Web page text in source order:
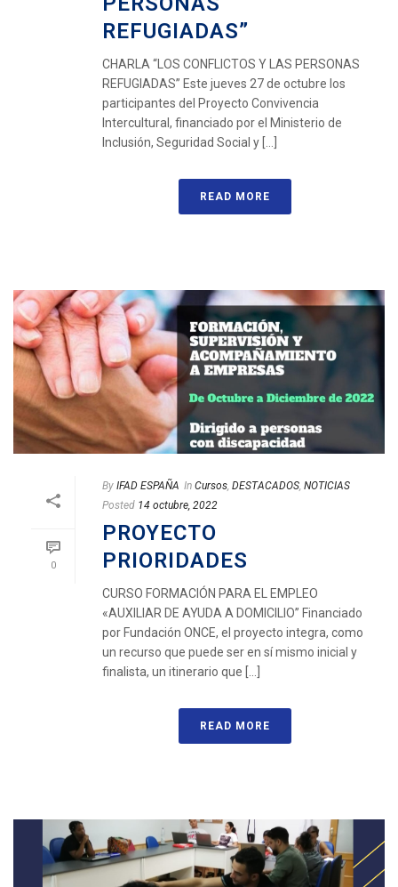
REFUGIADAS”
CHARLA “LOS CONFLICTOS Y LAS PERSONAS
REFUGIADAS” Este jueves 27 de octubre los
participantes del Proyecto Convivencia
Intercultural, financiado por el Ministerio de
Inclusión, Seguridad Social y [...]
READ MORE
0
By IFAD ESPAÑA In Cursos, DESTACADOS, NOTICIAS
Posted 14 octubre, 2022
PROYECTO
PRIORIDADES
CURSO FORMACIÓN PARA EL EMPLEO
«AUXILIAR DE AYUDA A DOMICILIO” Financiado
por Fundación ONCE, el proyecto integra, como
un recurso que puede ser en sí mismo inicial y
finalista, un itinerario que [...]
READ MORE